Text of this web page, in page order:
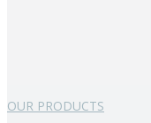
OUR PRODUCTS